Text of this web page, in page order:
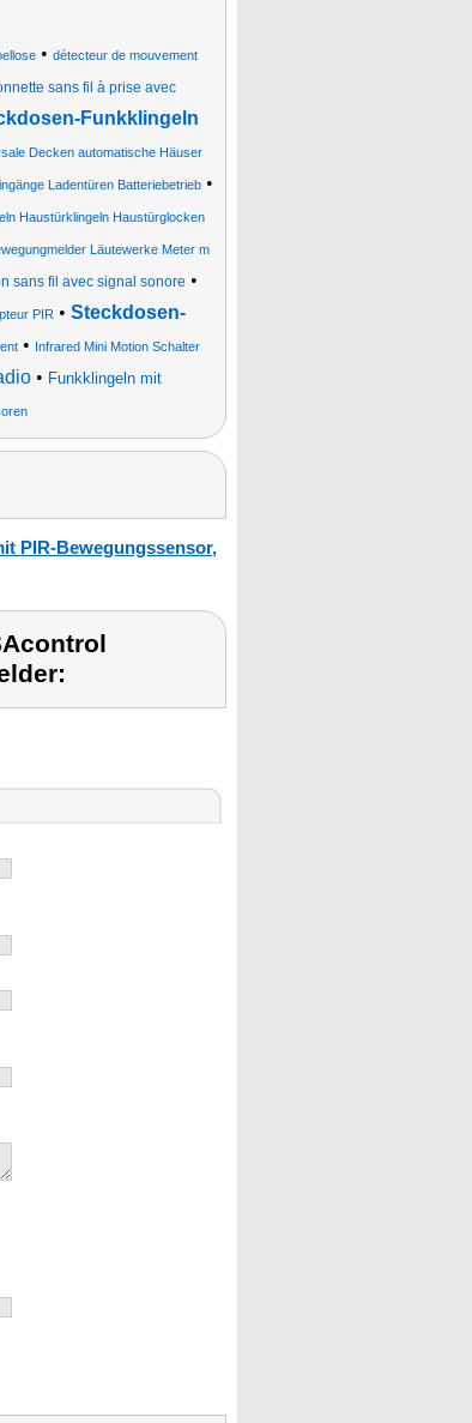
• détecteur de mouvement
sans fil à prise avec
Funkklingeln
Decken automatische Häuser
Ladentüren Batteriebetrieb •
Haustürklingeln Haustürglocken
Läutewerke Meter m
sans fil avec signal sonore •
PIR• Steckdosen-
• Infrared Mini Motion Schalter
• Funkklingeln mit
PIR-Bewegungssensor,